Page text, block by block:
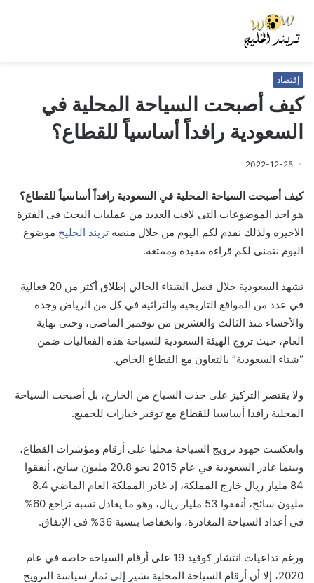
إقتصاد
كيف أصبحت السياحة المحلية في
السعودية رافداً أساسياً للقطاع؟
2022-12-25
كيف أصبحت السياحة المحلية في السعودية رافداً أساسياً للقطاع؟
هو احد الموضوعات التى لاقت العديد من عمليات البحث فى الفترة
الاخيرة ولذلك نقدم لكم اليوم من خلال منصة تريند الخليج موضوع
اليوم نتمنى لكم قراءة مفيدة وممتعة.
تشهد السعودية خلال فصل الشتاء الحالي إطلاق أكثر من 20 فعالية
في عدد من المواقع التاريخية والتراثية في كل من الرياض وجدة
والأحساء منذ الثالث والعشرين من نوفمبر الماضي، وحتى نهاية
العام، حيث تروج الهيئة السعودية للسياحة هذه الفعاليات ضمن
“شتاء السعودية” بالتعاون مع القطاع الخاص.
ولا يقتصر التركيز على جذب السياح من الخارج، بل أصبحت السياحة
المحلية رافدا أساسيا للقطاع مع توفير خيارات للجميع.
وانعكست جهود ترويج السياحة محليا على أرقام ومؤشرات القطاع،
وبينما غادر السعودية في عام 2015 نحو 20.8 مليون سائح، أنفقوا
84 مليار ريال خارج المملكة، إذ غادر المملكة العام الماضي 8.4
مليون سائح، أنفقوا 53 مليار ريال، وهو ما يعادل نسبة تراجع 60%
في أعداد السياحة المغادرة، وانخفاضا بنسبة 36% في الإنفاق.
ورغم تداعيات انتشار كوفيد 19 على أرقام السياحة خاصة في عام
2020، إلا أن أرقام السياحة المحلية تشير إلى ثمار سياسة الترويج